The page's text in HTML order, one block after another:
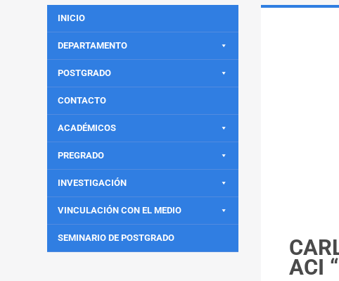
INICIO
DEPARTAMENTO
POSTGRADO
CONTACTO
ACADÉMICOS
PREGRADO
INVESTIGACIÓN
VINCULACIÓN CON EL MEDIO
SEMINARIO DE POSTGRADO
ACI